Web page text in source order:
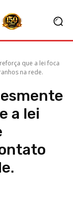
que a lei foca
na rede.
a lei